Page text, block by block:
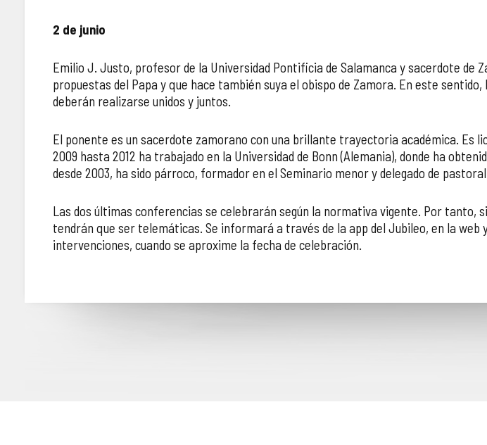
2 de junio
Emilio J. Justo, profesor de la Universidad Pontificia de Salamanca y sacerdote de
propuestas del Papa y que hace también suya el obispo de Zamora. En este
deberán realizarse unidos y juntos.
El ponente es un sacerdote zamorano con una brillante trayectoria académica. Es
2009 hasta 2012 ha trabajado en la Universidad de Bonn (Alemania), donde ha
desde 2003, ha sido párroco, formador en el Seminario menor y delegado de
Las dos últimas conferencias se celebrarán según la normativa vigente. Por tanto,
tendrán que ser telemáticas. Se informará a través de la app del Jubileo, en la
intervenciones, cuando se aproxime la fecha de celebración.